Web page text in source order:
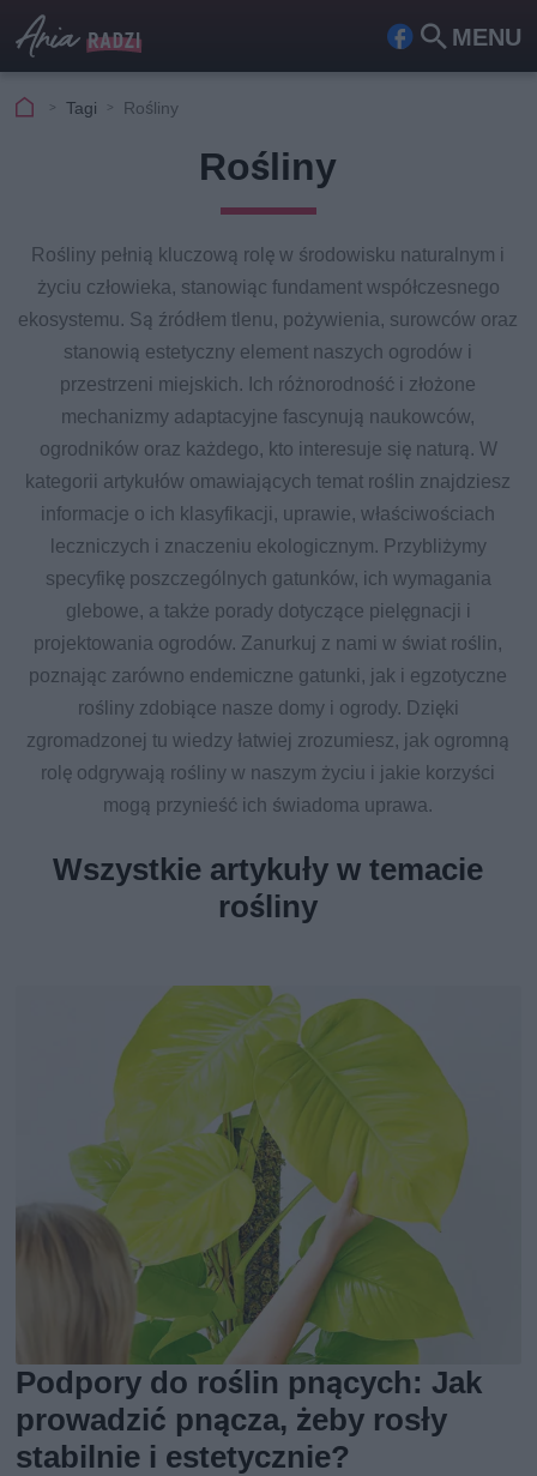
MENU
Fa Szu
Tagi Rośliny
Rośliny
Rośliny pełnią kluczową rolę w środowisku naturalnym i
życiu człowieka, stanowiąc fundament współczesnego
ekosystemu. Są źródłem tlenu, pożywienia, surowców oraz
stanowią estetyczny element naszych ogrodów i
przestrzeni miejskich. Ich różnorodność i złożone
mechanizmy adaptacyjne fascynują naukowców,
ogrodników oraz każdego, kto interesuje się naturą. W
kategorii artykułów omawiających temat roślin znajdziesz
informacje o ich klasyfikacji, uprawie, właściwościach
leczniczych i znaczeniu ekologicznym. Przybliżymy
specyfikę poszczególnych gatunków, ich wymagania
glebowe, a także porady dotyczące pielęgnacji i
projektowania ogrodów. Zanurkuj z nami w świat roślin,
poznając zarówno endemiczne gatunki, jak i egzotyczne
rośliny zdobiące nasze domy i ogrody. Dzięki
zgromadzonej tu wiedzy łatwiej zrozumiesz, jak ogromną
rolę odgrywają rośliny w naszym życiu i jakie korzyści
mogą przynieść ich świadoma uprawa.
Wszystkie artykuły w temacie
rośliny
Podpory do roślin pnących: Jak
prowadzić pnącza, żeby rosły
stabilnie i estetycznie?